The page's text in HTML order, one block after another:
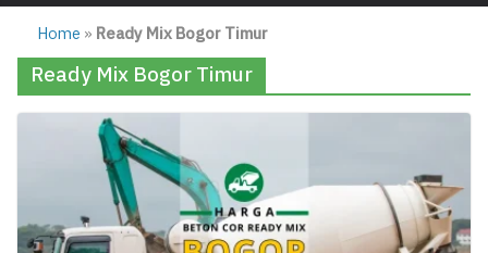
Home » Ready Mix Bogor Timur
Ready Mix Bogor Timur